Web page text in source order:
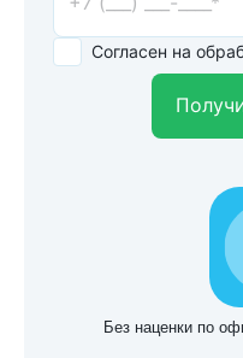
Согласен на
Без наценки по